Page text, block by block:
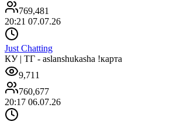
769,481
20:21 07.07.26
Just Chatting
КУ | ТГ - aslanshukasha !карта
9,711
760,677
20:17 06.07.26